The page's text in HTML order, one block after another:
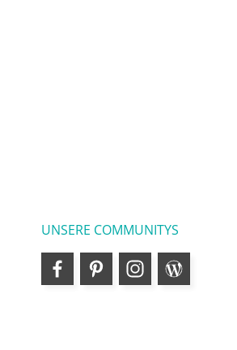
UNSERE COMMUNITYS